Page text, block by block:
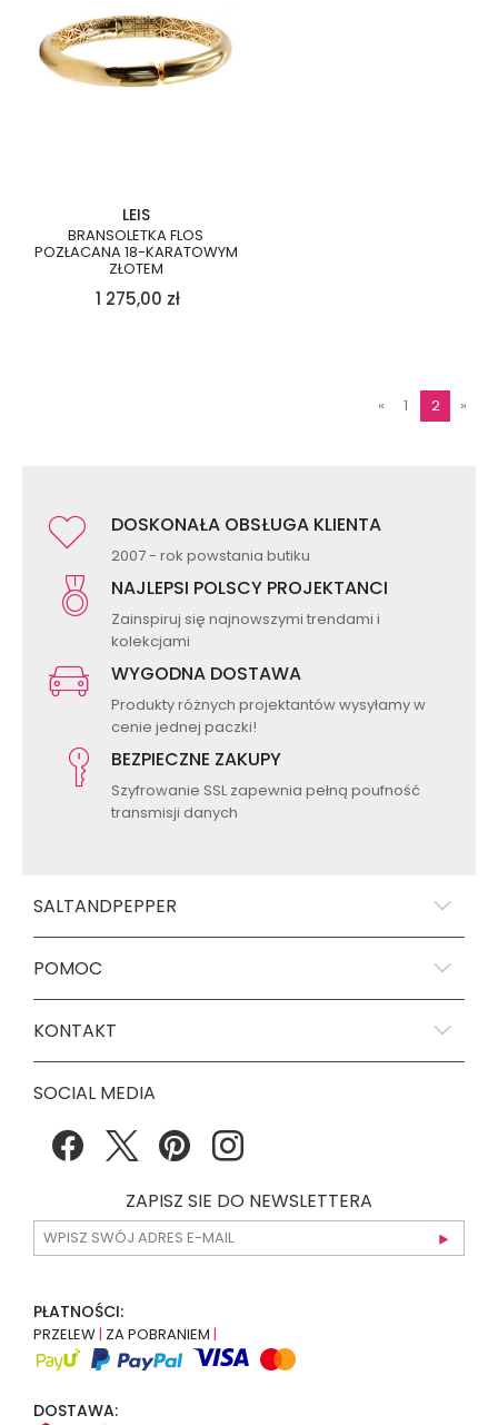
LEIS
BRANSOLETKA FLOS
POZŁACANA 18-KARATOWYM
ZŁOTEM
1 275,00 zł
« 1 2 »
DOSKONAŁA OBSŁUGA KLIENTA
2007 - rok powstania butiku
NAJLEPSI POLSCY PROJEKTANCI
Zainspiruj się najnowszymi trendami i
kolekcjami
WYGODNA DOSTAWA
Produkty różnych projektantów wysyłamy w
cenie jednej paczki!
BEZPIECZNE ZAKUPY
Szyfrowanie SSL zapewnia pełną poufność
transmisji danych
SALTANDPEPPER
POMOC
KONTAKT
SOCIAL MEDIA
ZAPISZ SIE DO NEWSLETTERA
PŁATNOŚCI:
PRZELEW| ZA POBRANIEM |
DOSTAWA: